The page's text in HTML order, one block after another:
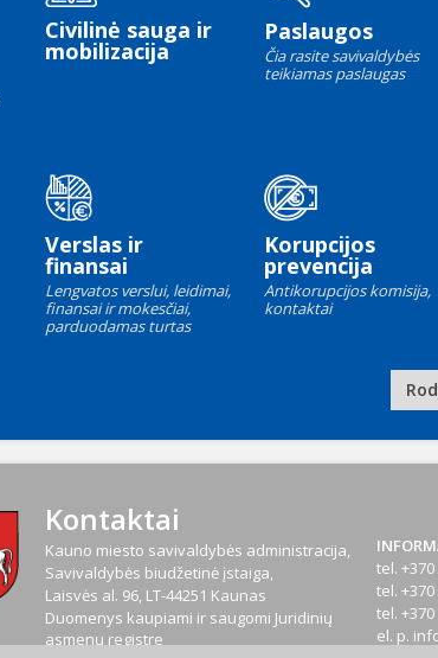
Civilinė sauga ir
mobilizacija
Paslaugos
Čia rasite savivaldybės
teikiamas paslaugas
Verslas ir
finansai
Lengvatos verslui, leidimai,
finansai ir mokesčiai,
parduodamas turtas
Korupcijos
prevencija
Antikorupcijos komisija,
kontaktai
Kontaktai
Kauno miesto savivaldybės administracija,
Savivaldybės biudžetinė įstaiga,
Laisvės al. 96, LT-44251 Kaunas
Duomenys kaupiami ir saugomi Juridinių
asmenų registre
tel. +370
tel. +370
tel.
el. p.